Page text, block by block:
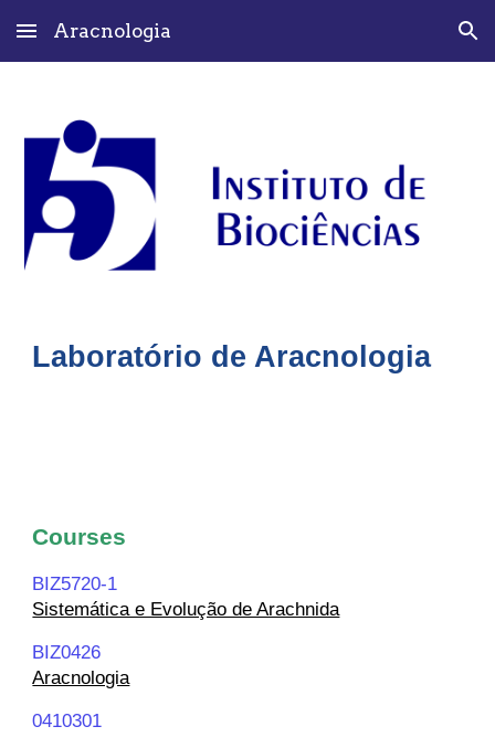
Skip to main content Skip to navigation
Aracnologia
Laboratório de Aracnologia
Courses
BIZ5720-1
Sistemática e Evolução de Arachnida
BIZ0426
Aracnologia
0410301